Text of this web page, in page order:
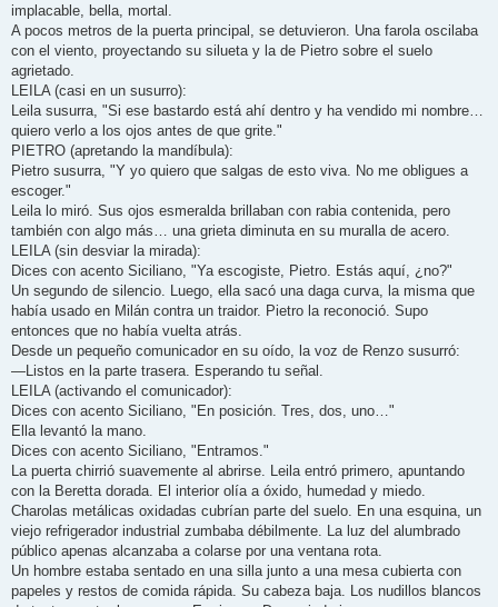
implacable, bella, mortal.
A pocos metros de la puerta principal, se detuvieron. Una farola oscilaba
con el viento, proyectando su silueta y la de Pietro sobre el suelo
agrietado.
LEILA (casi en un susurro):
Leila susurra, "Si ese bastardo está ahí dentro y ha vendido mi nombre…
quiero verlo a los ojos antes de que grite."
PIETRO (apretando la mandíbula):
Pietro susurra, "Y yo quiero que salgas de esto viva. No me obligues a
escoger."
Leila lo miró. Sus ojos esmeralda brillaban con rabia contenida, pero
también con algo más… una grieta diminuta en su muralla de acero.
LEILA (sin desviar la mirada):
Dices con acento Siciliano, "Ya escogiste, Pietro. Estás aquí, ¿no?"
Un segundo de silencio. Luego, ella sacó una daga curva, la misma que
había usado en Milán contra un traidor. Pietro la reconoció. Supo
entonces que no había vuelta atrás.
Desde un pequeño comunicador en su oído, la voz de Renzo susurró:
—Listos en la parte trasera. Esperando tu señal.
LEILA (activando el comunicador):
Dices con acento Siciliano, "En posición. Tres, dos, uno…"
Ella levantó la mano.
Dices con acento Siciliano, "Entramos."
La puerta chirrió suavemente al abrirse. Leila entró primero, apuntando
con la Beretta dorada. El interior olía a óxido, humedad y miedo.
Charolas metálicas oxidadas cubrían parte del suelo. En una esquina, un
viejo refrigerador industrial zumbaba débilmente. La luz del alumbrado
público apenas alcanzaba a colarse por una ventana rota.
Un hombre estaba sentado en una silla junto a una mesa cubierta con
papeles y restos de comida rápida. Su cabeza baja. Los nudillos blancos